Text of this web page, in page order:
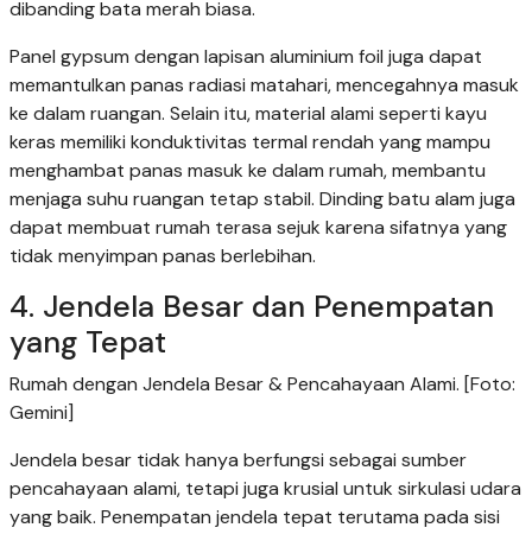
dibanding bata merah biasa.
Panel gypsum dengan lapisan aluminium foil juga dapat
memantulkan panas radiasi matahari, mencegahnya masuk
ke dalam ruangan. Selain itu, material alami seperti kayu
keras memiliki konduktivitas termal rendah yang mampu
menghambat panas masuk ke dalam rumah, membantu
menjaga suhu ruangan tetap stabil. Dinding batu alam juga
dapat membuat rumah terasa sejuk karena sifatnya yang
tidak menyimpan panas berlebihan.
4. Jendela Besar dan Penempatan
yang Tepat
Rumah dengan Jendela Besar & Pencahayaan Alami. [Foto:
Gemini]
Jendela besar tidak hanya berfungsi sebagai sumber
pencahayaan alami, tetapi juga krusial untuk sirkulasi udara
yang baik. Penempatan jendela tepat terutama pada sisi